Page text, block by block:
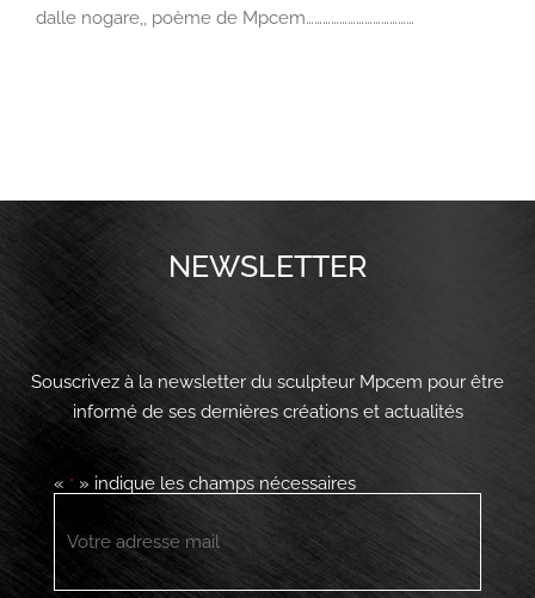
dalle nogare,, poème de Mpcem…………………………………
NEWSLETTER
Souscrivez à la newsletter du sculpteur Mpcem pour être
informé de ses dernières créations et actualités
« *» indique les champs nécessaires
E-